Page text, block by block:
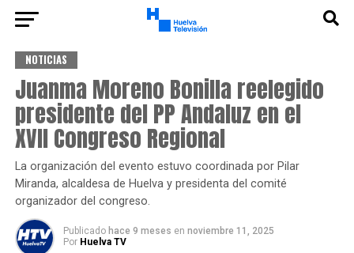
NOTICIAS
Juanma Moreno Bonilla reelegido
presidente del PP Andaluz en el
XVII Congreso Regional
La organización del evento estuvo coordinada por Pilar
Miranda, alcaldesa de Huelva y presidenta del comité
organizador del congreso.
Publicado hace 9 meses en noviembre 11, 2025
Por Huelva TV